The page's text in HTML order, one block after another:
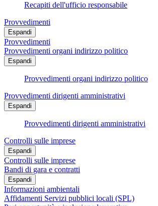
Recapiti dell'ufficio responsabile
Provvedimenti
Espandi
Provvedimenti
Provvedimenti organi indirizzo politico
Espandi
Provvedimenti organi indirizzo politico
Provvedimenti dirigenti amministrativi
Espandi
Provvedimenti dirigenti amministrativi
Controlli sulle imprese
Espandi
Controlli sulle imprese
Bandi di gara e contratti
Espandi
Informazioni ambientali
Affidamenti Servizi pubblici locali (SPL)